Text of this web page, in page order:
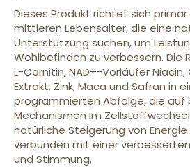
Dieses Produkt richtet sich
mittleren Lebensalter, die eine
Unterstützung suchen, um
Wohlbefinden zu verbessern. Die
L-Carnitin, NAD+-Vorläufer Niacin,
Extrakt, Zink, Maca und Safran in
programmierten Abfolge, die auf
Mechanismen im
natürliche Steigerung von Energie
verbunden mit einer
und Stimmung.